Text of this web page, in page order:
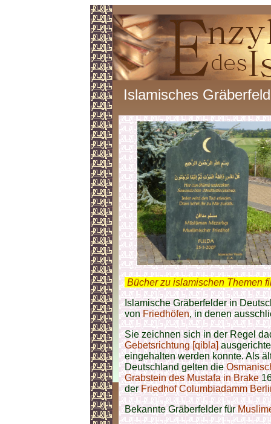
Islamisches Gräberfeld
Bücher zu islamischen Themen
Islamische Gräberfelder in
vonFriedhöfen, in denen
Sie zeichnen sich in der Regel
Gebetsrichtung [qibla]
eingehalten werden konnte. Als
Deutschland gelten die
Grabstein des Mustafa in Brake
derFriedhof Columbiadamm
Bekannte Gräberfelder für